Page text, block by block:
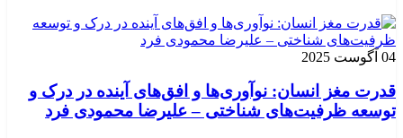
04 آگوست 2025
قدرت مغز انسان: نوآوری‌ها و افق‌های آینده در درک و
توسعه ظرفیت‌های شناختی – علیرضا محمودی فرد